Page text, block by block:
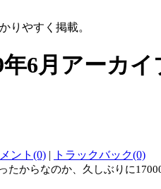
りやすく掲載。
6月アーカイ
ント(0) | トラックバック(0)
たからなのか、久しぶりに